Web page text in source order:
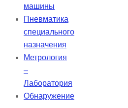
машины
Пневматика
специального
назначения
Метрология
–
Лаборатория
Обнаружение